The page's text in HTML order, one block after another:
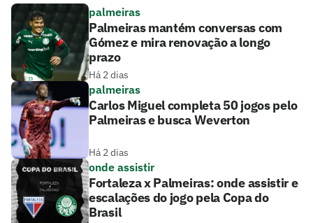
palmeiras
Palmeiras mantém conversas com
Gómez e mira renovação a longo
prazo
Há 2 dias
palmeiras
Carlos Miguel completa 50 jogos pelo
Palmeiras e busca Weverton
Há 2 dias
onde assistir
Fortaleza x Palmeiras: onde assistir e
escalações do jogo pela Copa do
Brasil